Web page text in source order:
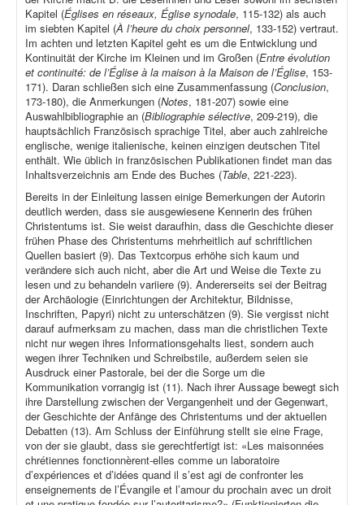
Kapitel (Églises en réseaux, Église synodale, 115-132) als auch
im siebten Kapitel (À l’heure du choix personnel, 133-152) vertraut.
Im achten und letzten Kapitel geht es um die Entwicklung und
Kontinuität der Kirche im Kleinen und im Großen (Entre évolution
et continuité: de l’Église à la maison à la Maison de l’Église, 153-
171). Daran schließen sich eine Zusammenfassung (Conclusion,
173-180), die Anmerkungen (Notes, 181-207) sowie eine
Auswahlbibliographie an (Bibliographie sélective, 209-219), die
hauptsächlich Französisch sprachige Titel, aber auch zahlreiche
englische, wenige italienische, keinen einzigen deutschen Titel
enthält. Wie üblich in französischen Publikationen findet man das
Inhaltsverzeichnis am Ende des Buches (Table, 221-223).
Bereits in der Einleitung lassen einige Bemerkungen der Autorin
deutlich werden, dass sie ausgewiesene Kennerin des frühen
Christentums ist. Sie weist daraufhin, dass die Geschichte dieser
frühen Phase des Christentums mehrheitlich auf schriftlichen
Quellen basiert (9). Das Textcorpus erhöhe sich kaum und
verändere sich auch nicht, aber die Art und Weise die Texte zu
lesen und zu behandeln variiere (9). Andererseits sei der Beitrag
der Archäologie (Einrichtungen der Architektur, Bildnisse,
Inschriften, Papyri) nicht zu unterschätzen (9). Sie vergisst nicht
darauf aufmerksam zu machen, dass man die christlichen Texte
nicht nur wegen ihres Informationsgehalts liest, sondern auch
wegen ihrer Techniken und Schreibstile, außerdem seien sie
Ausdruck einer Pastorale, bei der die Sorge um die
Kommunikation vorrangig ist (11). Nach ihrer Aussage bewegt sich
ihre Darstellung zwischen der Vergangenheit und der Gegenwart,
der Geschichte der Anfänge des Christentums und der aktuellen
Debatten (13). Am Schluss der Einführung stellt sie eine Frage,
von der sie glaubt, dass sie gerechtfertigt ist: «Les maisonnées
chrétiennes fonctionnèrent-elles comme un laboratoire
d’expériences et d’idées quand il s’est agi de confronter les
enseignements de l’Évangile et l’amour du prochain avec un droit